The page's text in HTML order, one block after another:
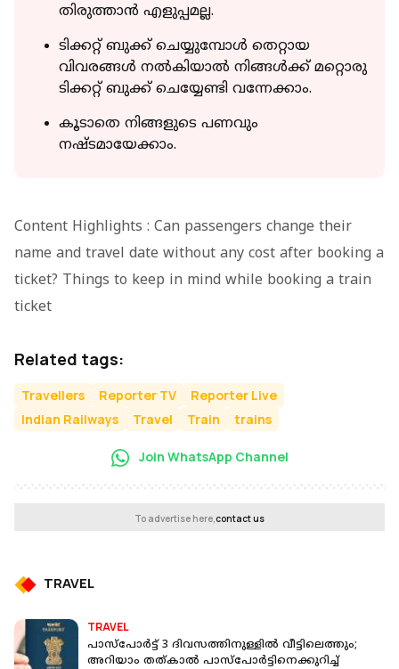
തിരുത്താന്‍ എളുപ്പമല്ല.
ടിക്കറ്റ് ബുക്ക് ചെയ്യുമ്പോള്‍ തെറ്റായ
വിവരങ്ങള്‍ നല്‍കിയാല്‍ നിങ്ങള്‍ക്ക് മറ്റൊരു
ടിക്കറ്റ് ബുക്ക് ചെയ്യേണ്ടി വന്നേക്കാം.
കൂടാതെ നിങ്ങളുടെ പണവും
നഷ്ടമായേക്കാം.
Content Highlights : Can passengers change their
name and travel date without any cost after booking a
ticket? Things to keep in mind while booking a train
ticket
Related tags:
Travellers Reporter TV
Reporter Live
Indian Railways
Travel Train trains
Join WhatsApp Channel
To advertise here,contact us
TRAVEL
TRAVEL
പാസ്‌പോര്‍ട്ട് 3 ദിവസത്തിനുള്ളില്‍ വീട്ടിലെത്തും;
അറിയാം തത്കാല്‍ പാസ്‌പോര്‍ട്ടിനെക്കുറിച്ച്